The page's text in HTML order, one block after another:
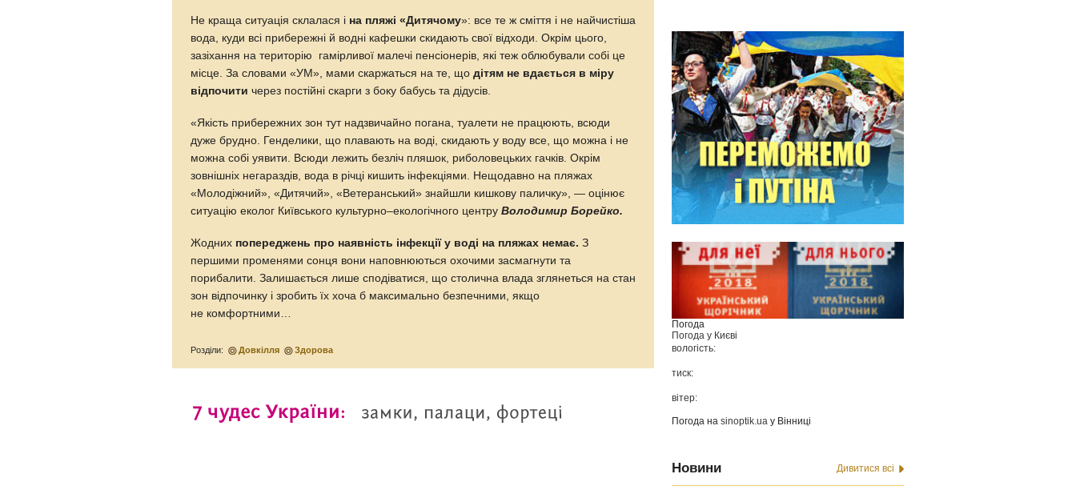
Не краща ситуація склалася і на пляжі «Дитячому»: все те ж сміття і не найчистіша
вода, куди всі прибережні й водні кафешки скидають свої відходи. Окрім цього,
зазіхання на територію гамірливої малечі пенсіонерів, які теж облюбували собі це
місце. За словами «УМ», мами скаржаться на те, щодітям не вдається в міру
відпочити через постійні скарги з боку бабусь та дідусів.
«Якість прибережних зон тут надзвичайно погана, туалети не працюють, всюди
дуже брудно. Генделики, що плавають на воді, скидають у воду все, що можна і не
можна собі уявити. Всюди лежить безліч пляшок, риболовецьких гачків. Окрім
зовнішніх негараздів, вода в річці кишить інфекціями. Нещодавно на пляжах
«Молодіжний», «Дитячий», «Ветеранський» знайшли кишкову паличку», — оцінює
ситуацію еколог Київського культурно–екологічного центруВолодимир Борейко.
Жодних попереджень про наявність інфекції у воді на пляжах немає. З
першими променями сонця вони наповнюються охочими засмагнути та
порибалити. Залишається лише сподіватися, що столична влада зглянеться на стан
зон відпочинку і зробить їх хоча б максимально безпечними, якщо
не комфортними…
Розділи: Довкілля Здорова
Погода
Погода у Києві
вологість:
тиск:
вітер:
Погода наsinoptik.ua у Вінниці
Новини Дивитися всі